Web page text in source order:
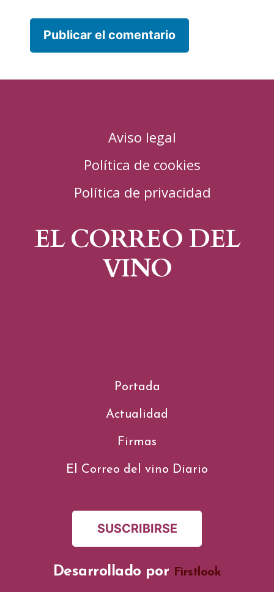
Aviso legal
Política de cookies
Política de privacidad
EL CORREO DEL
VINO
Portada
Actualidad
Firmas
El Correo del vino Diario
SUSCRIBIRSE
Desarrollado por Firstlook